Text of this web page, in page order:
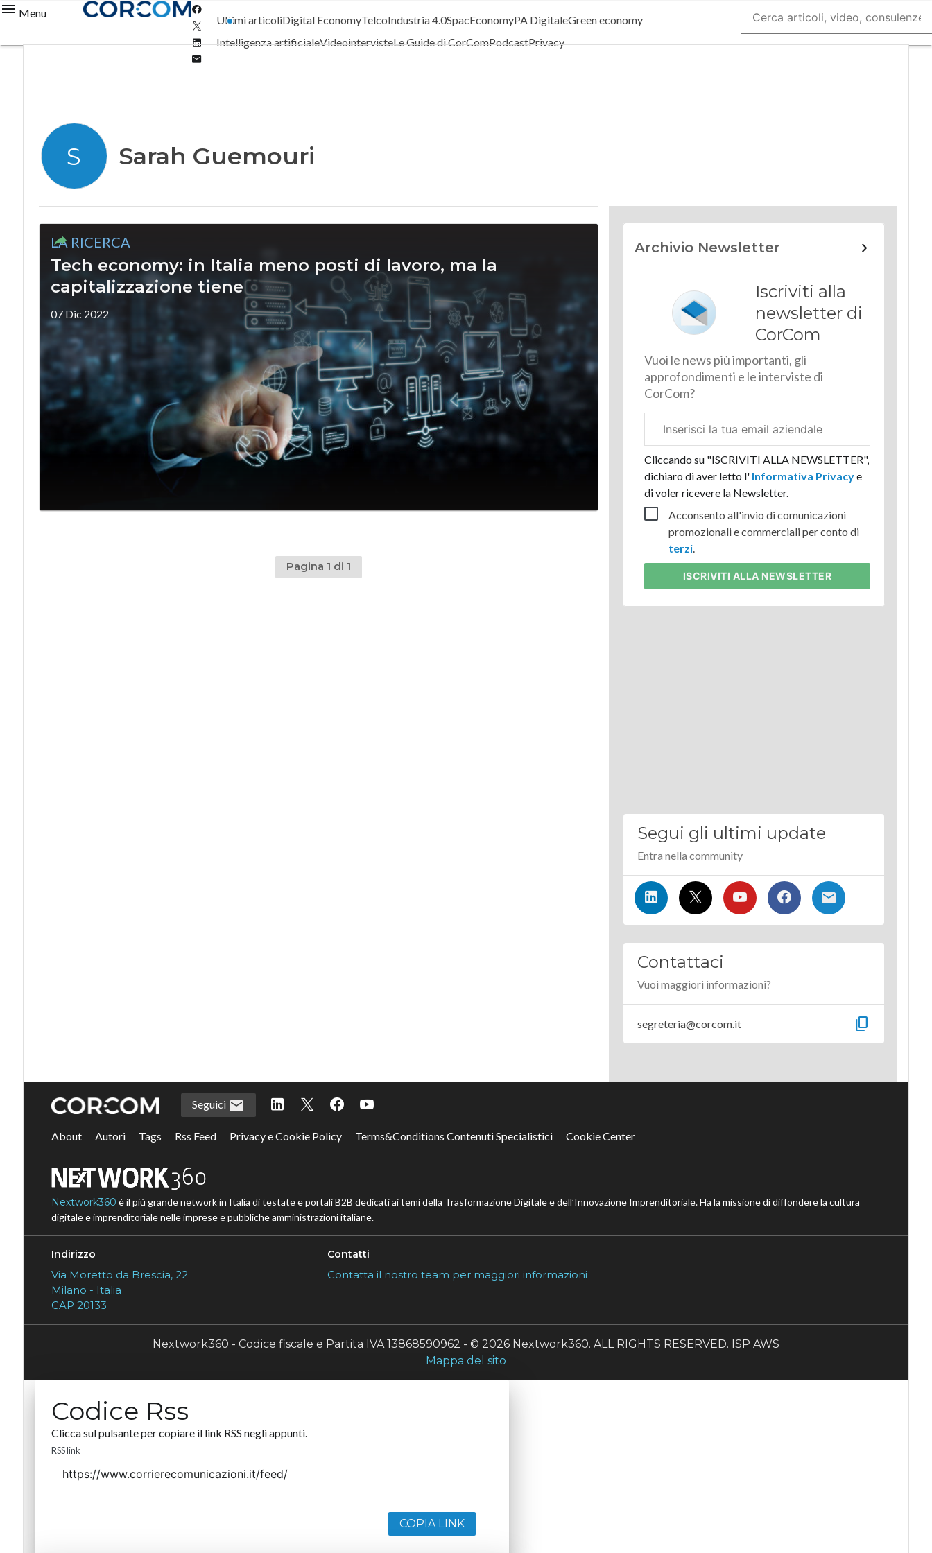
Menu
Twitter
Linkedin
Ultimi articoliDigital EconomyTelcoIndustria 4.0SpacEconomyPA DigitaleGreen economy
Intelligenza artificialeVideointervisteLe Guide di CorComPodcastPrivacy
S Sarah Guemouri
LA RICERCA
Tech economy: in Italia meno posti di lavoro, ma la
capitalizzazione tiene
07 Dic 2022
Pagina 1 di 1
Archivio Newsletter
Iscriviti alla
newsletter di
CorCom
Vuoi le news più importanti, gli
approfondimenti e le interviste di
CorCom?
aziendale
Cliccando su "ISCRIVITI ALLA NEWSLETTER",
dichiaro di aver letto l'Informativa Privacye
di voler ricevere la Newsletter.
Acconsento all'invio di comunicazioni
promozionali e commerciali per conto di
terzi.
ISCRIVITI ALLA NEWSLETTER
Segui gli ultimi update
Entra nella community
Contattaci
Vuoi maggiori informazioni?
segreteria@corcom.it content_copy
Seguici
About Autori Tags Rss Feed Privacy e Cookie Policy Terms&Conditions Contenuti Specialistici Cookie Center
Nextwork360 è il più grande network in Italia di testate e portali B2B dedicati ai temi della Trasformazione Digitale e dell’Innovazione Imprenditoriale. Ha la missione di diffondere la cultura
digitale e imprenditoriale nelle imprese e pubbliche amministrazioni italiane.
Indirizzo
Via Moretto da Brescia, 22
Milano - Italia
CAP 20133
Contatti
Contatta il nostro team per maggiori informazioni
Nextwork360 - Codice fiscale e Partita IVA 13868590962 - © 2026 Nextwork360. ALL RIGHTS RESERVED. ISP AWS
Mappa del sito
Codice Rss
Clicca sul pulsante per copiare il link RSS negli appunti.
RSS link
COPIA LINK